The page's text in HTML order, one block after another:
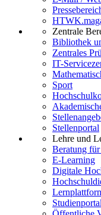
Zentrale
Bibliothek
Zentrales
IT-
Sport
Stellenportal
Lehre und
Beratung
E-Learning
Digitale
Studienportal